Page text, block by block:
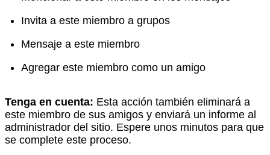
Invita a este miembro a grupos
Mensaje a este miembro
Agregar este miembro como un amigo
Tenga en cuenta: Esta acción también eliminará a
este miembro de sus amigos y enviará un informe al
administrador del sitio. Espere unos minutos para que
se complete este proceso.